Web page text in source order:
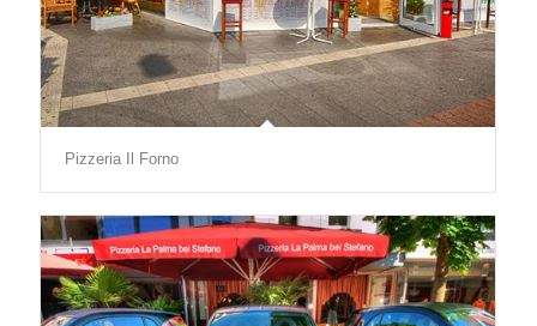
Pizzeria Il Forno